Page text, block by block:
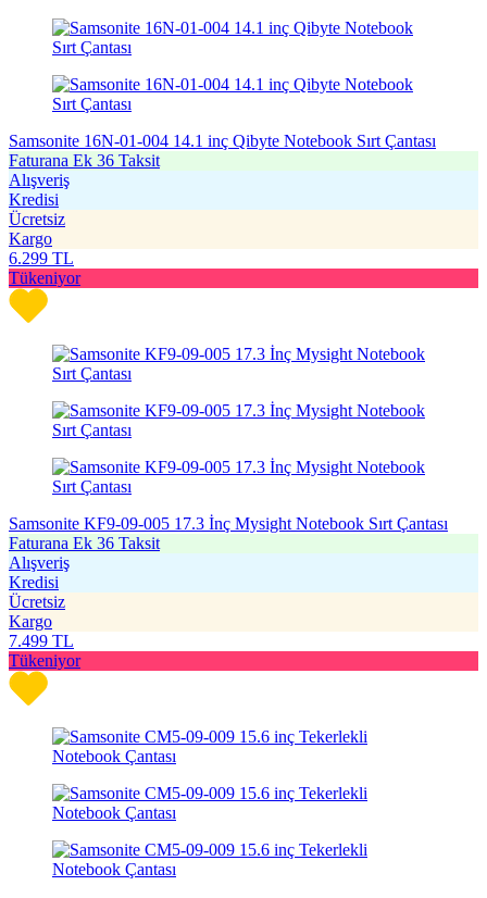
Samsonite 16N-01-004 14.1 inç Qibyte Notebook Sırt Çantası
Faturana Ek 36 Taksit
Alışveriş
Kredisi
Ücretsiz
Kargo
6.299 TL
Tükeniyor
Samsonite KF9-09-005 17.3 İnç Mysight Notebook Sırt Çantası
Faturana Ek 36 Taksit
Alışveriş
Kredisi
Ücretsiz
Kargo
7.499 TL
Tükeniyor